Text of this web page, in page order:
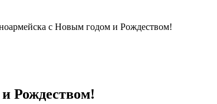
с Новым годом и Рождеством!
Рождеством!